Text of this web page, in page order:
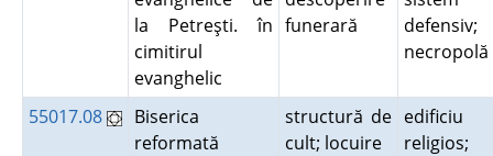
la Petreşti. în
cimitirul
evanghelic
funerară
defensiv;
55017.08
Biserica
reformată
structură de
cult; locuire
edificiu
religios;